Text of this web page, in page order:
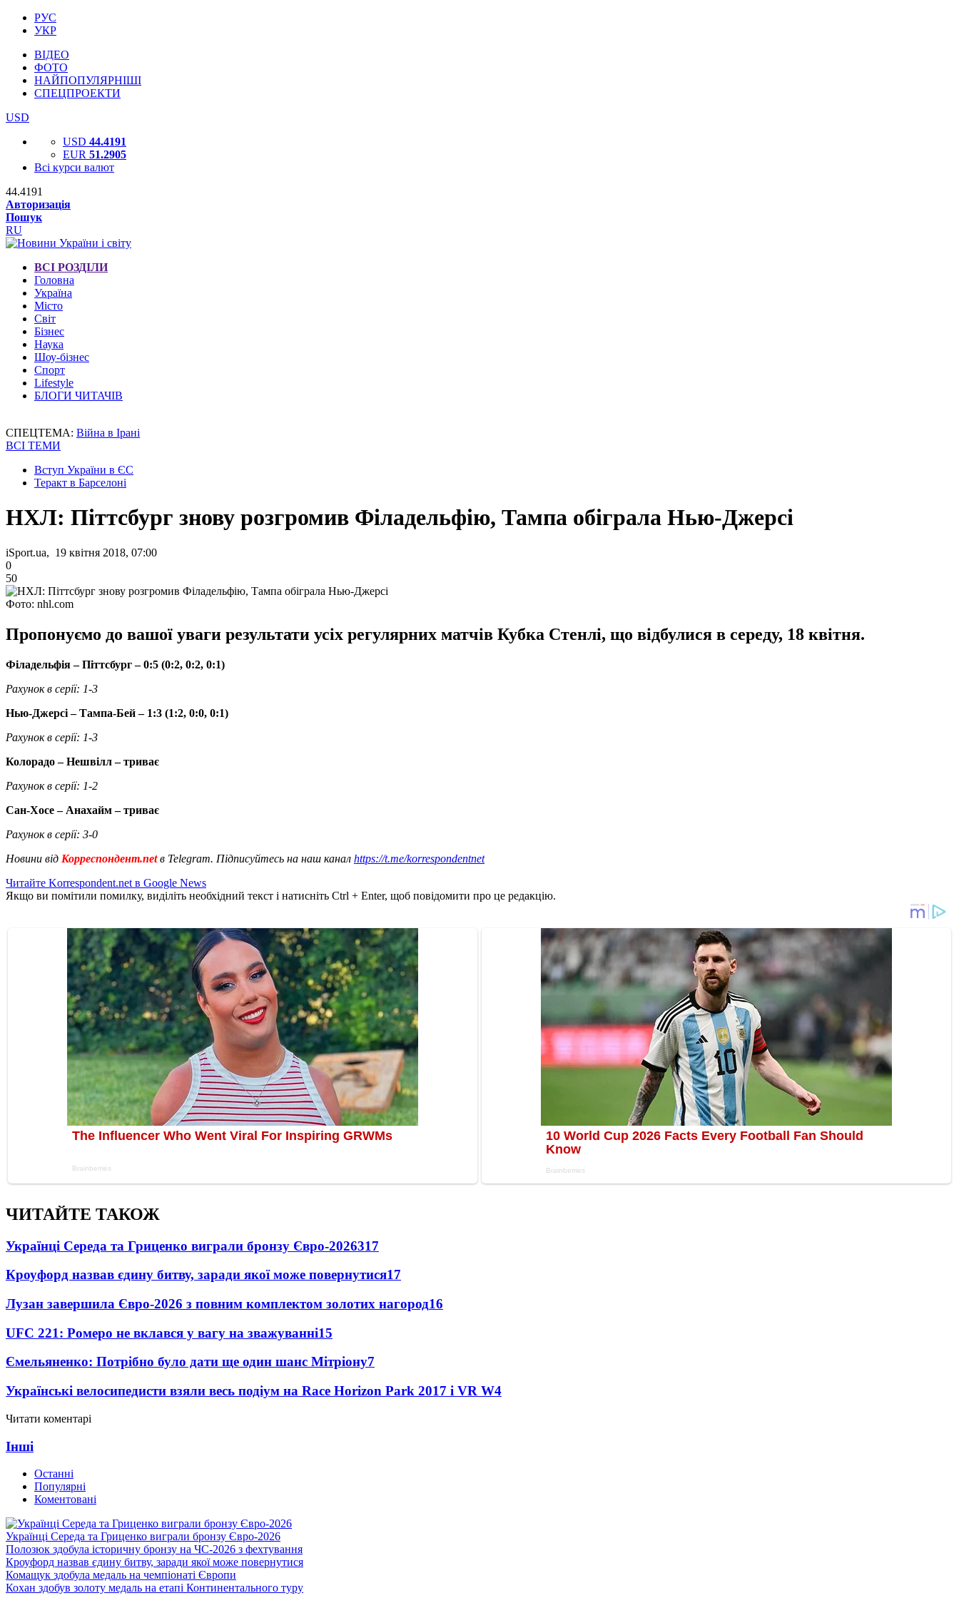
РУС
УКР
ВІДЕО
ФОТО
НАЙПОПУЛЯРНІШІ
СПЕЦПРОЕКТИ
USD
USD 44.4191
EUR 51.2905
Всі курси валют
44.4191
Авторизація
Пошук
RU
ВСІ РОЗДІЛИ
Головна
Україна
Місто
Світ
Бізнес
Наука
Шоу-бізнес
Спорт
Lifestyle
БЛОГИ ЧИТАЧІВ
СПЕЦТЕМА: Війна в Ірані
ВСІ ТЕМИ
Вступ України в ЄС
Теракт в Барселоні
НХЛ: Піттсбург знову розгромив Філадельфію, Тампа обіграла Нью-Джерсі
iSport.ua, 19 квітня 2018, 07:00
0
50
Фото: nhl.com
Пропонуємо до вашої уваги результати усіх регулярних матчів Кубка Стенлі, що відбулися в середу, 18 квітня.
Філадельфія – Піттсбург – 0:5 (0:2, 0:2, 0:1)
Рахунок в серії: 1-3
Нью-Джерсі – Тампа-Бей – 1:3 (1:2, 0:0, 0:1)
Рахунок в серії: 1-3
Колорадо – Нешвілл – триває
Рахунок в серії: 1-2
Сан-Хосе – Анахайм – триває
Рахунок в серії: 3-0
Новини від Корреспондент.netв Telegram. Підписуйтесь на наш канал https://t.me/korrespondentnet
Читайте Korrespondent.net в Google News
Якщо ви помітили помилку, виділіть необхідний текст і натисніть Ctrl + Enter, щоб повідомити про це редакцію.
ЧИТАЙТЕ ТАКОЖ
Українці Середа та Гриценко виграли бронзу Євро-2026317
Кроуфорд назвав єдину битву, заради якої може повернутися17
Лузан завершила Євро-2026 з повним комплектом золотих нагород16
UFC 221: Ромеро не вклався у вагу на зважуванні15
Ємельяненко: Потрібно було дати ще один шанс Мітріону7
Українські велосипедисти взяли весь подіум на Race Horizon Park 2017 і VR W4
Читати коментарі
Інші
Останні
Популярні
Коментовані
Українці Середа та Гриценко виграли бронзу Євро-2026
Полозюк здобула історичну бронзу на ЧС-2026 з фехтування
Кроуфорд назвав єдину битву, заради якої може повернутися
Комащук здобула медаль на чемпіонаті Європи
Кохан здобув золоту медаль на етапі Континентального туру